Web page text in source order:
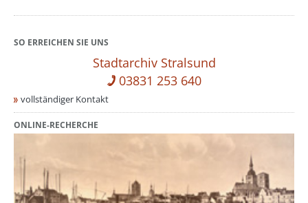
SO ERREICHEN SIE UNS
Stadtarchiv Stralsund
03831 253 640
vollständiger Kontakt
ONLINE-RECHERCHE